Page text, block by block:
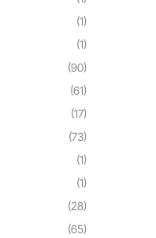
(1)
(1)
(90)
(61)
(17)
(73)
(1)
(1)
(28)
(65)